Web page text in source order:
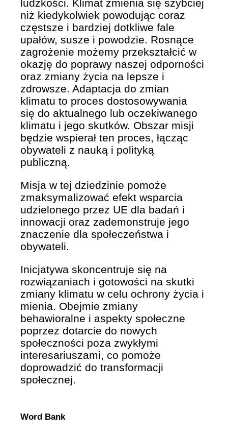
ludzkości. Klimat zmienia się szybciej
niż kiedykolwiek powodując coraz
częstsze i bardziej dotkliwe fale
upałów, susze i powodzie. Rosnące
zagrożenie możemy przekształcić w
okazję do poprawy naszej odporności
oraz zmiany życia na lepsze i
zdrowsze. Adaptacja do zmian
klimatu to proces dostosowywania
się do aktualnego lub oczekiwanego
klimatu i jego skutków. Obszar misji
będzie wspierał ten proces, łącząc
obywateli z nauką i polityką
publiczną.
Misja w tej dziedzinie pomoże
zmaksymalizować efekt wsparcia
udzielonego przez UE dla badań i
innowacji oraz zademonstruje jego
znaczenie dla społeczeństwa i
obywateli.
Inicjatywa skoncentruje się na
rozwiązaniach i gotowości na skutki
zmiany klimatu w celu ochrony życia i
mienia. Obejmie zmiany
behawioralne i aspekty społeczne
poprzez dotarcie do nowych
społeczności poza zwykłymi
interesariuszami, co pomoże
doprowadzić do transformacji
społecznej.
Word Bank